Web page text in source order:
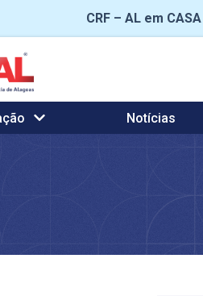
CRF – AL em CASA
Notícias